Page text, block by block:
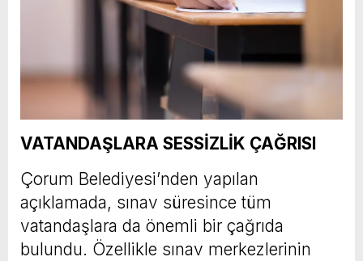
VATANDAŞLARA SESSİZLİK ÇAĞRISI
Çorum Belediyesi’nden yapılan
açıklamada, sınav süresince tüm
vatandaşlara da önemli bir çağrıda
bulundu. Özellikle sınav merkezlerinin